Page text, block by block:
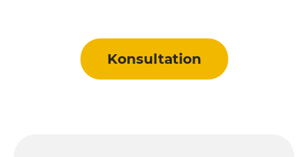
Konsultation